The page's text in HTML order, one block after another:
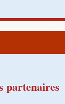
partenaires